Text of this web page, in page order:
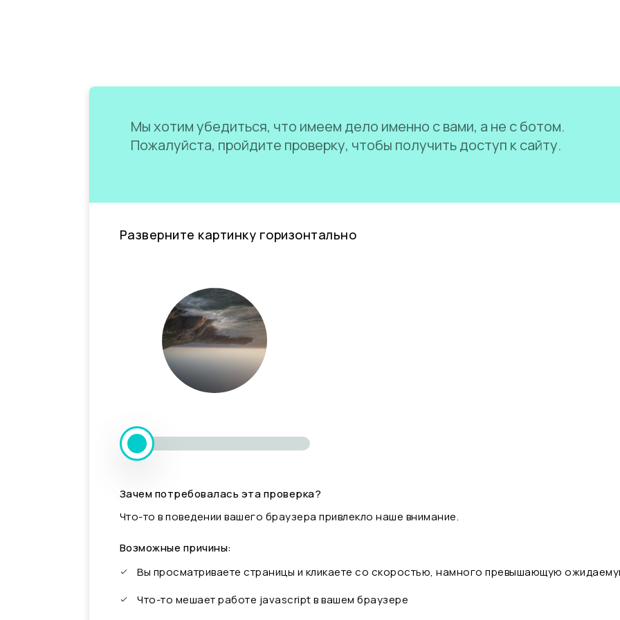
Мы хотим убедиться, что имеем дело именно с вами, а не с ботом.
Пожалуйста, пройдите проверку, чтобы получить доступ к сайту.
Разверните картинку горизонтально
Зачем потребовалась эта проверка?
Что-то в поведении вашего браузера привлекло наше внимание.
Возможные причины:
Вы просматриваете страницы и кликаете со скоростью, намного превышающую
Что-то мешает работе javascript в вашем браузере